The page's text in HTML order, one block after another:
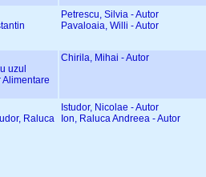
Petrescu, Silvia - Autor
Pavaloaia, Willi - Autor
uzul
Chirila, Mihai - Autor
Raluca
Istudor, Nicolae - Autor
Ion, Raluca Andreea - Autor